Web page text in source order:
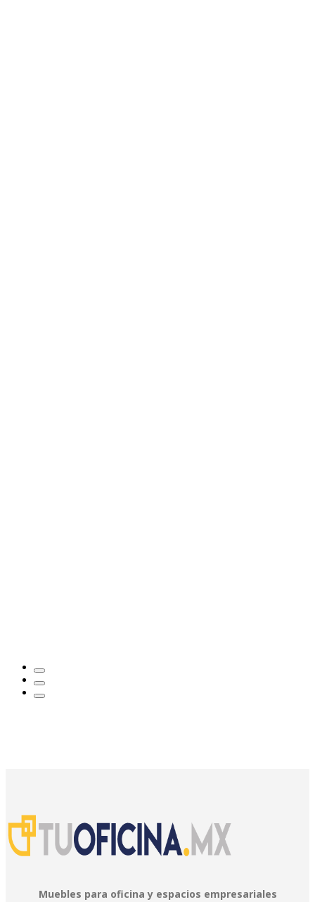
Muebles para oficina y espacios empresariales